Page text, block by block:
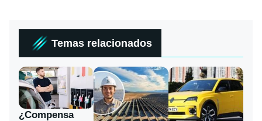
Temas relacionados
¿Compensa